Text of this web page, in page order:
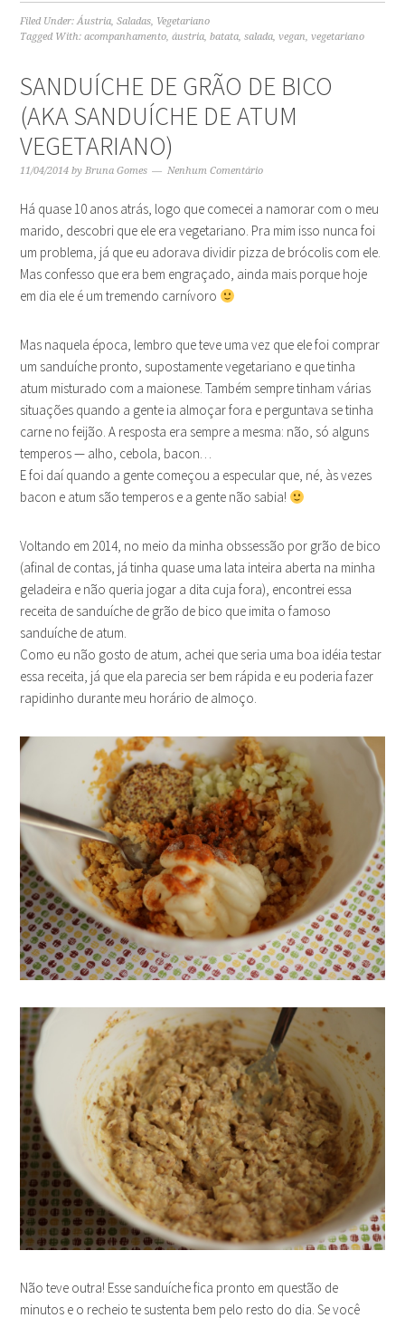
Filed Under:Áustria,Saladas, Vegetariano
Tagged With:acompanhamento,áustria,batata,salada,vegan,vegetariano
SANDUÍCHE DE GRÃO DE BICO
(AKA SANDUÍCHE DE ATUM
VEGETARIANO)
11/04/2014 byBruna Gomes Nenhum Comentário
Há quase 10 anos atrás, logo que comecei a namorar com o meu
marido, descobri que ele era vegetariano. Pra mim isso nunca foi
um problema, já que eu adorava dividir pizza de brócolis com ele.
Mas confesso que era bem engraçado, ainda mais porque hoje
em dia ele é um tremendo carnívoro
Mas naquela época, lembro que teve uma vez que ele foi comprar
um sanduíche pronto, supostamente vegetariano e que tinha
atum misturado com a maionese. Também sempre tinham várias
situações quando a gente ia almoçar fora e perguntava se tinha
carne no feijão. A resposta era sempre a mesma: não, só alguns
temperos — alho, cebola, bacon…
E foi daí quando a gente começou a especular que, né, às vezes
bacon e atum são temperos e a gente não sabia!
Voltando em 2014, no meio da minha obssessão por grão de bico
(afinal de contas, já tinha quase uma lata inteira aberta na minha
geladeira e não queria jogar a dita cuja fora), encontrei essa
receita de sanduíche de grão de bico que imita o famoso
sanduíche de atum.
Como eu não gosto de atum, achei que seria uma boa idéia testar
essa receita, já que ela parecia ser bem rápida e eu poderia fazer
rapidinho durante meu horário de almoço.
Não teve outra! Esse sanduíche fica pronto em questão de
minutos e o recheio te sustenta bem pelo resto do dia. Se você